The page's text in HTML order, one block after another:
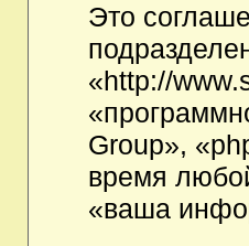
Это
«http://
Group»,
время
«ваша